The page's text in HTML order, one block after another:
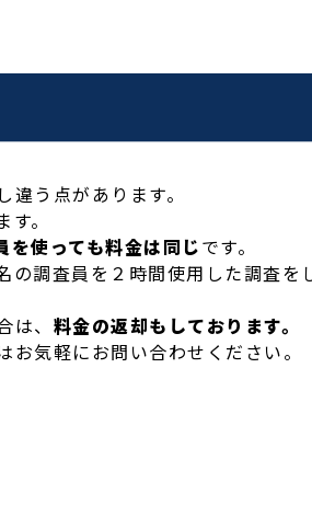
う点があります。
。
使っても料金は同じです。
調査員を２時間使用した調査を
、 料金の返却もしております。
気軽にお問い合わせください。